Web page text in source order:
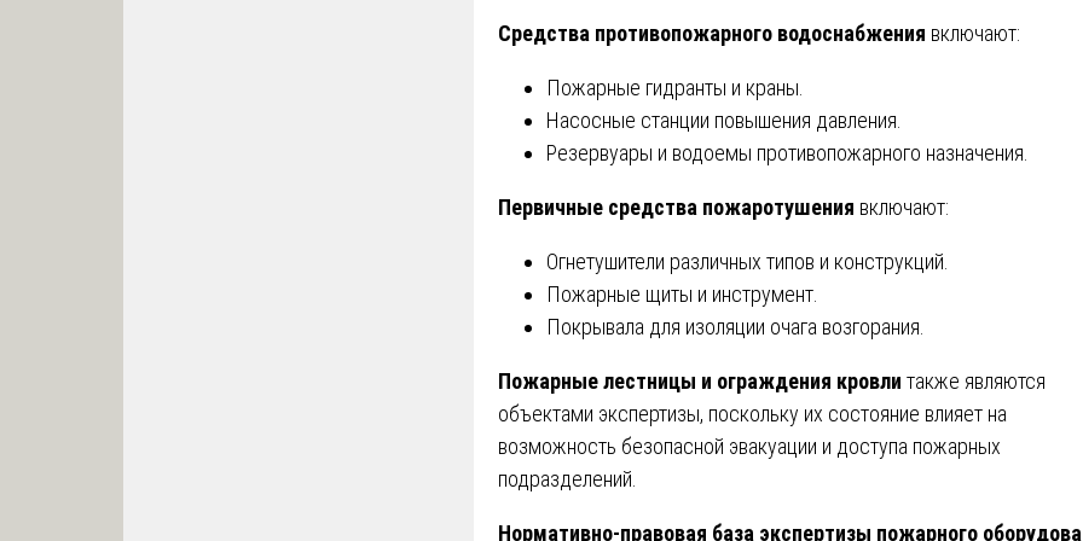
Средства противопожарного водоснабжения включают:
Пожарные гидранты и краны.
Насосные станции повышения давления.
Резервуары и водоемы противопожарного назначения.
Первичные средства пожаротушения включают:
Огнетушители различных типов и конструкций.
Пожарные щиты и инструмент.
Покрывала для изоляции очага возгорания.
Пожарные лестницы и ограждения кровли также являются
объектами экспертизы, поскольку их состояние влияет на
возможность безопасной эвакуации и доступа пожарных
подразделений.
Нормативно-правовая база экспертизы пожарного